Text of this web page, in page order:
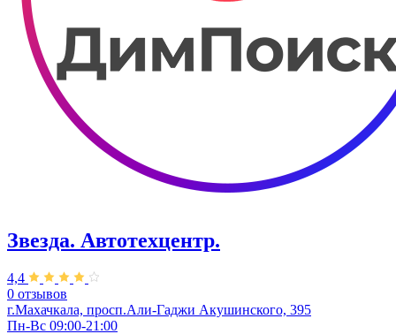
Звезда. Автотехцентр.
4,4
0 отзывов
г.Махачкала, просп.Али-Гаджи Акушинского, 395
Пн-Вс 09:00-21:00